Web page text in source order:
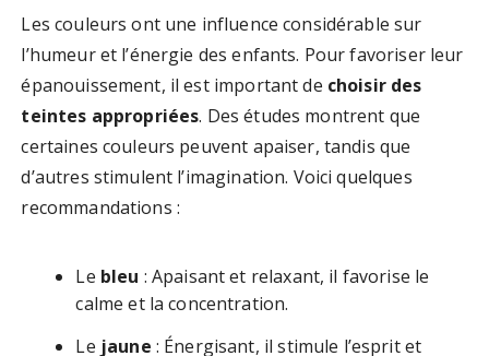
Les couleurs ont une influence considérable sur
l’humeur et l’énergie des enfants. Pour favoriser leur
épanouissement, il est important de choisir des
teintes appropriées. Des études montrent que
certaines couleurs peuvent apaiser, tandis que
d’autres stimulent l’imagination. Voici quelques
recommandations :
Le bleu : Apaisant et relaxant, il favorise le
calme et la concentration.
Le jaune : Énergisant, il stimule l’esprit et